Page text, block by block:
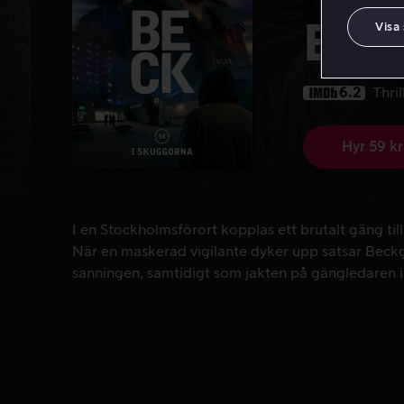
6.2
Hyr 59 kr
I en Stockholmsförort kopplas ett brutalt gäng
I en Stockholmsförort kopplas ett brutalt gäng
När en maskerad vigilante dyker upp satsar
sanningen, samtidigt som jakten på gängledaren
Visa